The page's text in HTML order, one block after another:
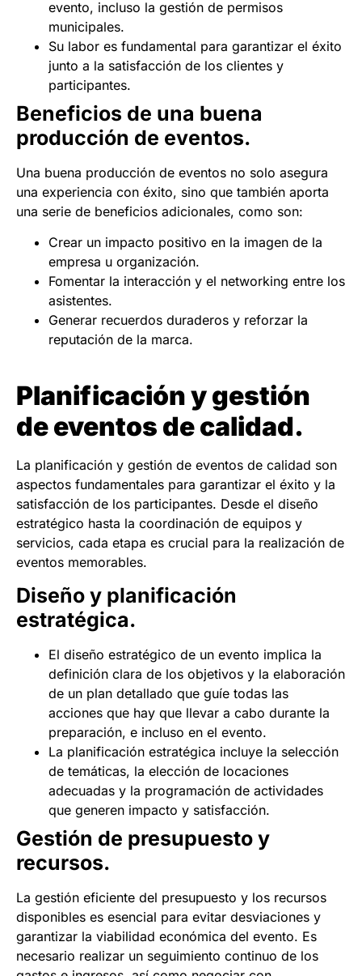
evento, incluso la gestión de permisos
municipales.
Su labor es fundamental para garantizar el éxito
junto a la satisfacción de los clientes y
participantes.
Beneficios de una buena
producción de eventos.
Una buena producción de eventos no solo asegura
una experiencia con éxito, sino que también aporta
una serie de beneficios adicionales, como son:
Crear un impacto positivo en la imagen de la
empresa u organización.
Fomentar la interacción y el networking entre los
asistentes.
Generar recuerdos duraderos y reforzar la
reputación de la marca.
Planificación y gestión
de eventos de calidad.
La planificación y gestión de eventos de calidad son
aspectos fundamentales para garantizar el éxito y la
satisfacción de los participantes. Desde el diseño
estratégico hasta la coordinación de equipos y
servicios, cada etapa es crucial para la realización de
eventos memorables.
Diseño y planificación
estratégica.
El diseño estratégico de un evento implica la
definición clara de los objetivos y la elaboración
de un plan detallado que guíe todas las
acciones que hay que llevar a cabo durante la
preparación, e incluso en el evento.
La planificación estratégica incluye la selección
de temáticas, la elección de locaciones
adecuadas y la programación de actividades
que generen impacto y satisfacción.
Gestión de presupuesto y
recursos.
La gestión eficiente del presupuesto y los recursos
disponibles es esencial para evitar desviaciones y
garantizar la viabilidad económica del evento. Es
necesario realizar un seguimiento continuo de los